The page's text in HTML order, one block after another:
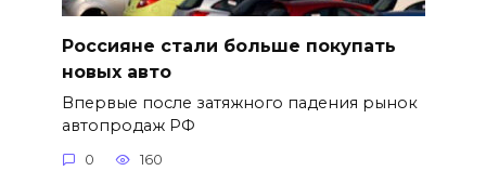
Россияне стали больше покупать
новых авто
Впервые после затяжного падения рынок
автопродаж РФ
0 160